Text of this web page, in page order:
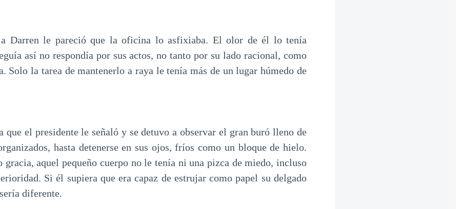
Darren le pareció que la oficina lo asfixiaba. El olor de él lo tenía
así no respondía por sus actos, no tanto por su lado racional, como
Solo la tarea de mantenerlo a raya le tenía más de un lugar húmedo de
que el presidente le señaló y se detuvo a observar el gran buró lleno de
hasta detenerse en sus ojos, fríos como un bloque de hielo.
aquel pequeño cuerpo no le tenía ni una pizca de miedo, incluso
Si él supiera que era capaz de estrujar como papel su delgado
diferente.